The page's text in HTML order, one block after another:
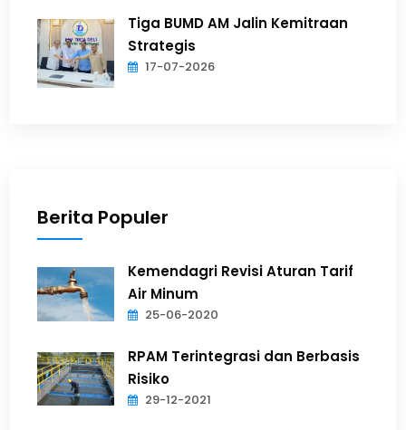
Tiga BUMD AM Jalin Kemitraan
Strategis
17-07-2026
Berita Populer
Kemendagri Revisi Aturan Tarif
Air Minum
25-06-2020
RPAM Terintegrasi dan Berbasis
Risiko
29-12-2021